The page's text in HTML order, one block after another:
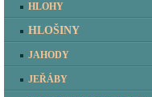
HLOHY
HLOŠINY
JAHODY
JEŘÁBY